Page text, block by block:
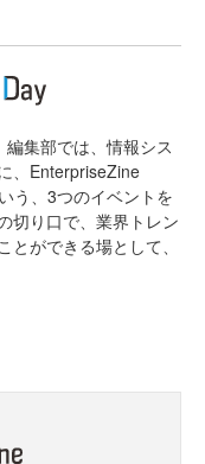
集部では、情報シス
、EnterpriseZine
う、3つのイベントを
切り口で、業界トレン
ができる場として、